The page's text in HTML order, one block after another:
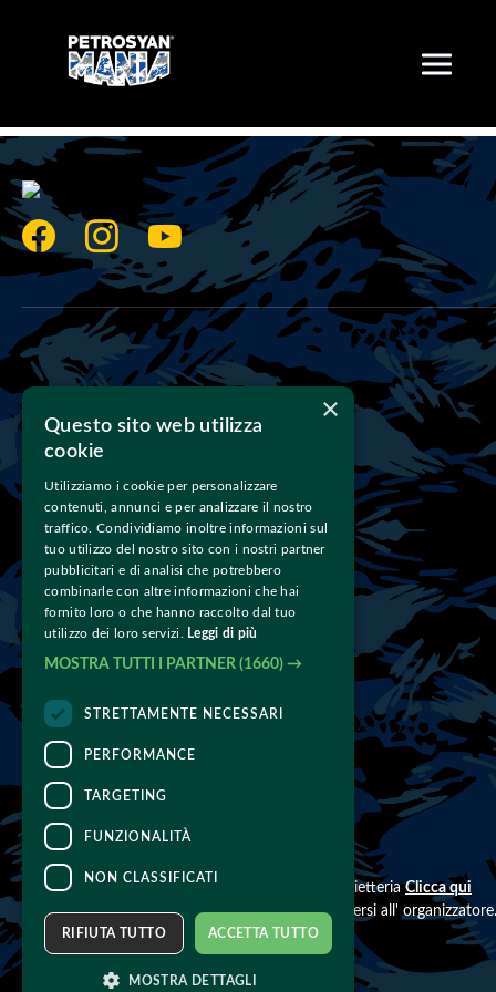
Scrivici
info@teampetrosyan.com
Chiamaci
Tel:393 4605323- 344 1330939
Link rapidi
News- Gallery- Contatti
CONTATTI
Per informazioni e supporto all'acquisto della biglietteriaClicca qui
Per informazioni sul programma e l'evento, rivolgersi all' organizzatore.
Dichiarazione di accessibilità
×
Questo sito web utilizza
cookie
Utilizziamo i cookie per personalizzare
contenuti, annunci e per analizzare il nostro
traffico. Condividiamo inoltre informazioni sul
tuo utilizzo del nostro sito con i nostri partner
pubblicitari e di analisi che potrebbero
combinarle con altre informazioni che hai
fornito loro o che hanno raccolto dal tuo
utilizzo dei loro servizi. Leggi di più
MOSTRA TUTTI I PARTNER (1660) →
STRETTAMENTE NECESSARI
PERFORMANCE
TARGETING
FUNZIONALITÀ
NON CLASSIFICATI
ACCETTA TUTTO
RIFIUTA TUTTO
MOSTRA DETTAGLI